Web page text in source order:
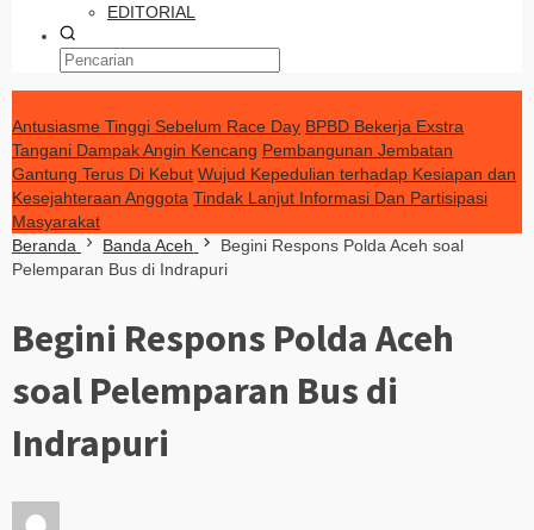
EDITORIAL
Antusiasme Tinggi Sebelum Race Day BPBD Bekerja Exstra
Tangani Dampak Angin Kencang Pembangunan Jembatan
Gantung Terus Di Kebut Wujud Kepedulian terhadap Kesiapan dan
Kesejahteraan Anggota Tindak Lanjut Informasi Dan Partisipasi
Masyarakat
Beranda
Banda Aceh
Begini Respons Polda Aceh soal
Pelemparan Bus di Indrapuri
Begini Respons Polda Aceh
soal Pelemparan Bus di
Indrapuri